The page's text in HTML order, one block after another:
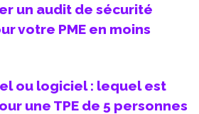
un audit de sécurité
votre PME en moins
ou logiciel : lequel est
une TPE de 5 personnes